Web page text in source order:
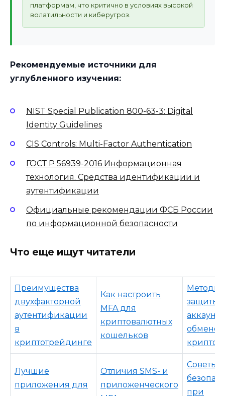
платформам, что критично в условиях высокой
волатильности и киберугроз.
Рекомендуемые источники для
углубленного изучения:
NIST Special Publication 800-63-3: Digital
Identity Guidelines
CIS Controls: Multi-Factor Authentication
ГОСТ Р 56939-2016 Информационная
технология. Средства идентификации и
аутентификации
Официальные рекомендации ФСБ России
по информационной безопасности
Что еще ищут читатели
Преимущества
двухфакторной
аутентификации
в
криптотрейдинге
Как настроить
MFA для
криптовалютных
кошельков
Методы
защиты
обмене
Лучшие
приложения для
Отличия SMS- и
приложенческого
Советы
при